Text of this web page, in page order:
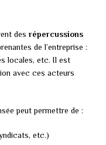
des répercussions
de l’entreprise :
locales, etc. Il est
avec ces acteurs
peut permettre de :
etc.)